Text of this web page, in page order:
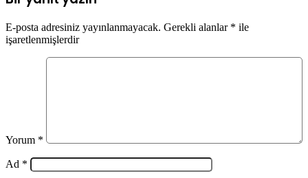
E-posta adresiniz yayınlanmayacak. Gerekli alanlar * ile
işaretlenmişlerdir
Yorum *
Ad *